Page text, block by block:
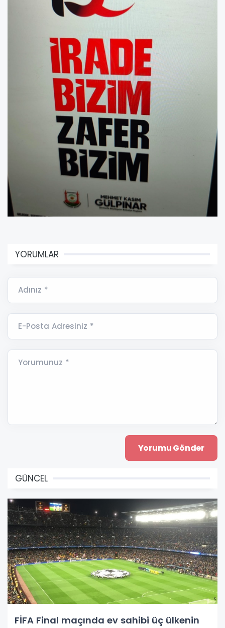
YORUMLAR
Adınız *
E-Posta Adresiniz *
Yorumunuz *
GÜNCEL
FİFA Final maçında ev sahibi üç ülkenin